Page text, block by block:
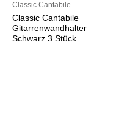
Classic Cantabile
Classic Cantabile
Gitarrenwandhalter
Schwarz 3 Stück